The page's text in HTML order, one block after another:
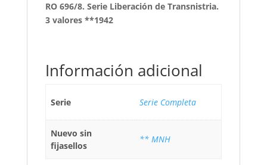
RO 696/8. Serie Liberación de Transnistria.
3 valores **1942
Información adicional
Serie Serie Completa
Nuevo sin
fijasellos
** MNH